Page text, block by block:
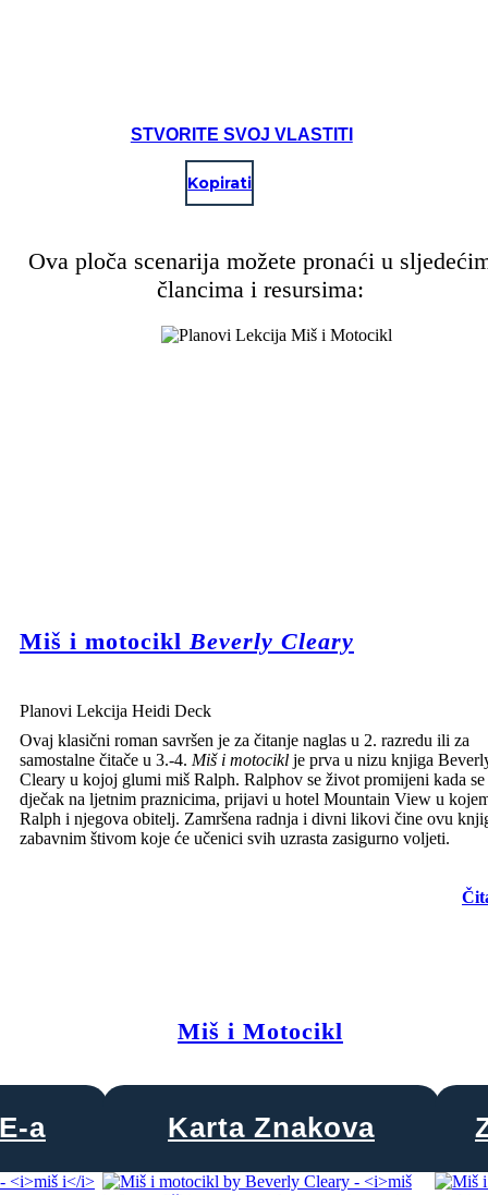
STVORITE SVOJ VLASTITI
Kopirati
Ova ploča scenarija možete pronaći u
člancima i resursima:
Miš i motocikl Beverly Cleary
Planovi Lekcija Heidi Deck
Ovaj klasični roman savršen je za čitanje naglas u 2. razredu ili za
samostalne čitače u 3.-4. Miš i motocikl je prva u nizu knjiga
Cleary u kojoj glumi miš Ralph. Ralphov se život promijeni kada
dječak na ljetnim praznicima, prijavi u hotel Mountain View u
Ralph i njegova obitelj. Zamršena radnja i divni likovi čine ovu
zabavnim štivom koje će učenici svih uzrasta zasigurno voljeti.
Miš i Motocikl
a Karta Znakova